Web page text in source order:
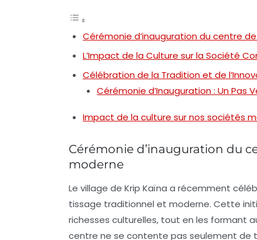
Cérémonie d’inauguration du centre
L’Impact de la Culture sur la Société
Célébration de la Tradition et de
Cérémonie d’Inauguration : Un Pas
Impact de la culture sur nos sociétés
Cérémonie d’inauguration du
moderne
Le village de Krip Kaïna a récemment
tissage traditionnel et moderne. Cette
richesses culturelles, tout en les formant
centre ne se contente pas seulement de